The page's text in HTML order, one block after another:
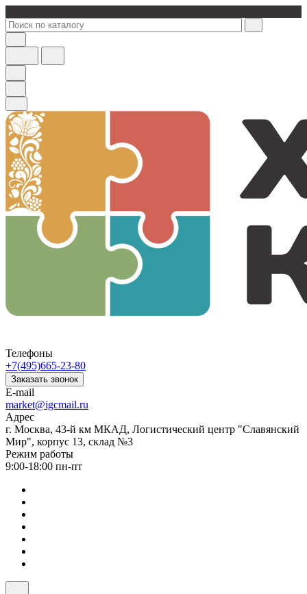
Телефоны
+7(495)665-23-80
Заказать звонок
E-mail
market@igcmail.ru
Адрес
г. Москва, 43-й км МКАД, Логистический центр "Славянский
Мир", корпус 13, склад №3
Режим работы
9:00-18:00 пн-пт